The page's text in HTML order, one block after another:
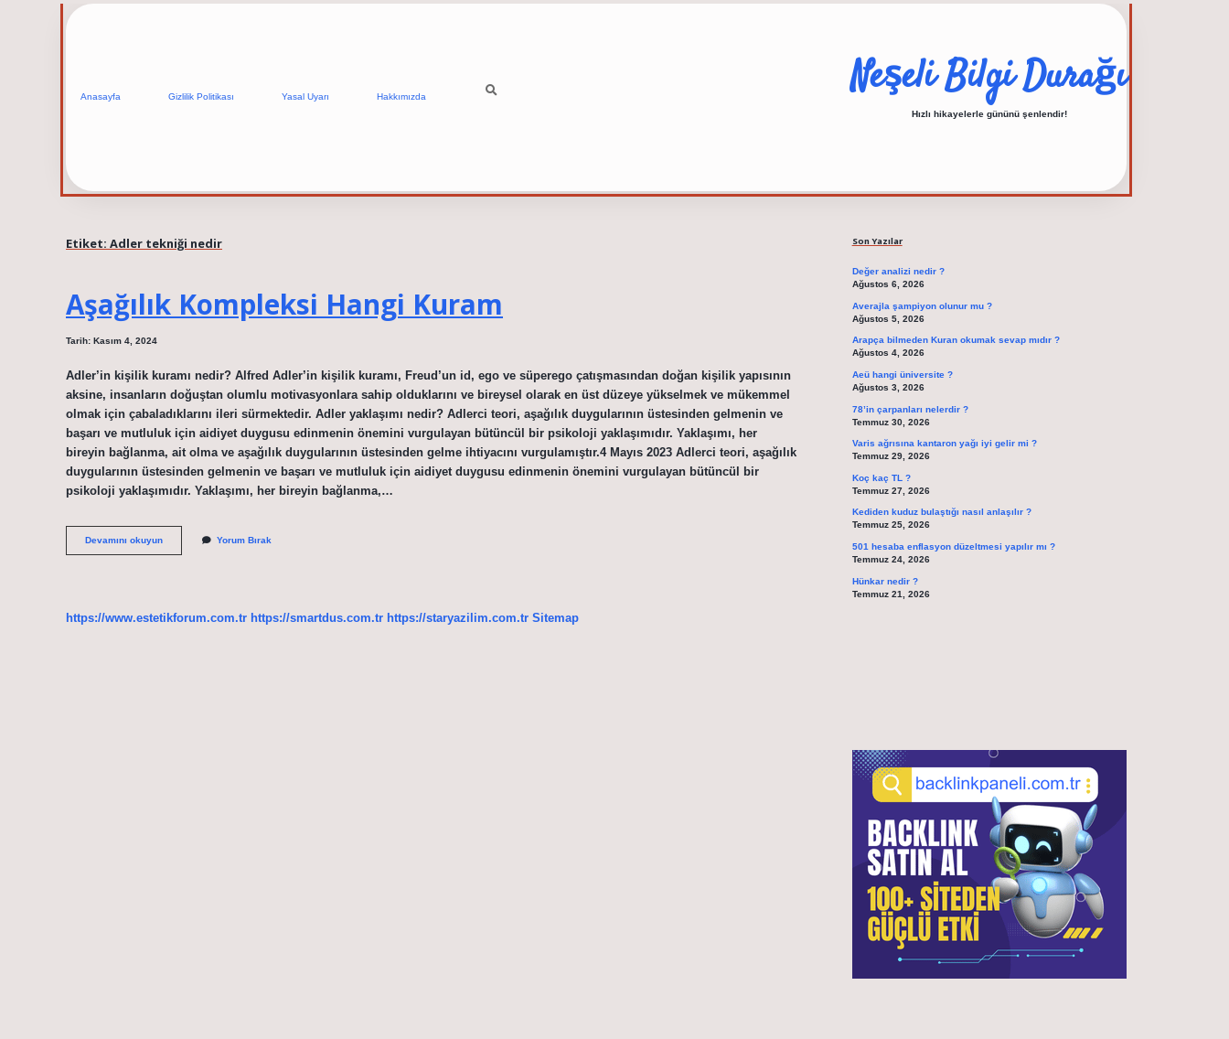
Anasayfa Gizlilik Politikası Yasal Uyarı Hakkımızda Neşeli Bilgi Durağı
Hızlı hikayelerle gününü şenlendir!
Etiket: Adler tekniği nedir
Aşağılık Kompleksi Hangi Kuram
Tarih: Kasım 4, 2024
Adler’in kişilik kuramı nedir? Alfred Adler’in kişilik kuramı, Freud’un id, ego ve süperego çatışmasından doğan kişilik yapısının
aksine, insanların doğuştan olumlu motivasyonlara sahip olduklarını ve bireysel olarak en üst düzeye yükselmek ve mükemmel
olmak için çabaladıklarını ileri sürmektedir. Adler yaklaşımı nedir? Adlerci teori, aşağılık duygularının üstesinden gelmenin ve
başarı ve mutluluk için aidiyet duygusu edinmenin önemini vurgulayan bütüncül bir psikoloji yaklaşımıdır. Yaklaşımı, her
bireyin bağlanma, ait olma ve aşağılık duygularının üstesinden gelme ihtiyacını vurgulamıştır.4 Mayıs 2023 Adlerci teori, aşağılık
duygularının üstesinden gelmenin ve başarı ve mutluluk için aidiyet duygusu edinmenin önemini vurgulayan bütüncül bir
psikoloji yaklaşımıdır. Yaklaşımı, her bireyin bağlanma,…
Devamını okuyunAşağılık
Kompleksi
Yorum Bırak
https://www.estetikforum.com.tr https://smartdus.com.tr https://staryazilim.com.tr Sitemap
Son Yazılar
Değer analizi nedir ?
Ağustos 6, 2026
Averajla şampiyon olunur mu ?
Ağustos 5, 2026
Arapça bilmeden Kuran okumak sevap mıdır ?
Ağustos 4, 2026
Aeü hangi üniversite ?
Ağustos 3, 2026
78’in çarpanları nelerdir ?
Temmuz 30, 2026
Varis ağrısına kantaron yağı iyi gelir mi ?
Temmuz 29, 2026
Koç kaç TL ?
Temmuz 27, 2026
Kediden kuduz bulaştığı nasıl anlaşılır ?
Temmuz 25, 2026
501 hesaba enflasyon düzeltmesi yapılır mı ?
Temmuz 24, 2026
Hünkar nedir ?
Temmuz 21, 2026
elexbet güncel